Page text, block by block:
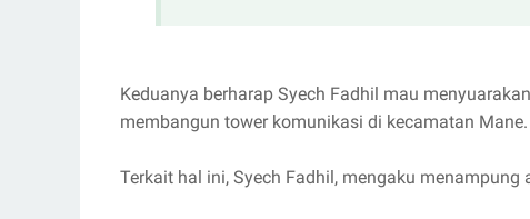
Keduanya berharap Syech Fadhil mau
membangun tower komunikasi di kecamatan Mane.
Terkait hal ini, Syech Fadhil, mengaku menampung